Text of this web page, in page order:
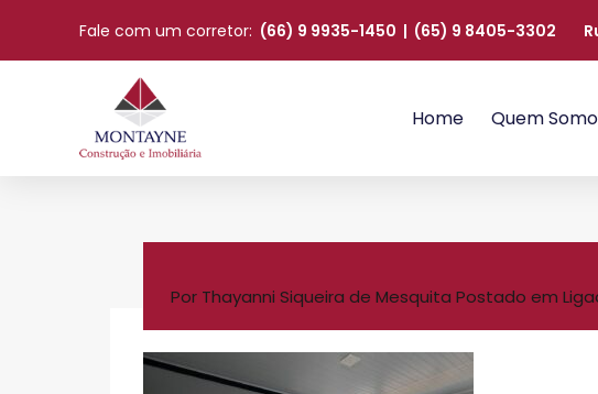
Fale com um corretor: (66) 9 9935-1450 | (65) 9 8405-3302
Home Quem
Por Thayanni Siqueira de Mesquita Postado em